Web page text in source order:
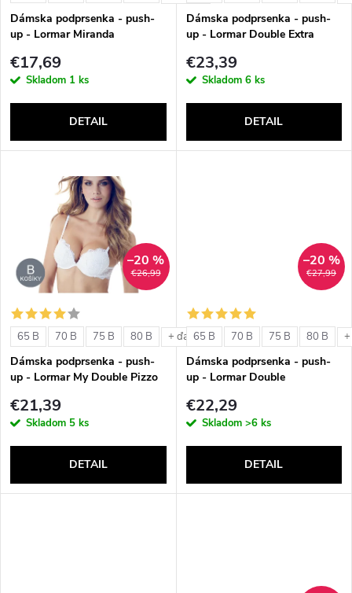
p
r
d
t
o
v
p
r
o
d
t
o
v
Dámska podprsenka - push-
up - Lormar Miranda
€17,69
Skladom 1 ks
DETAIL
Dámska podprsenka - push-
up - Lormar Double Extra
€23,39
Skladom 6 ks
DETAIL
€26,99
–20 %
65 B 70 B 75 B 80 B + ďalšie
Dámska podprsenka - push-
up - Lormar My Double Pizzo
€21,39
Skladom 5 ks
DETAIL
€27,99
–20 %
65 B 70 B 75 B 80 B
Dámska podprsenka - push-
up - Lormar Double
€22,29
Skladom >6 ks
DETAIL